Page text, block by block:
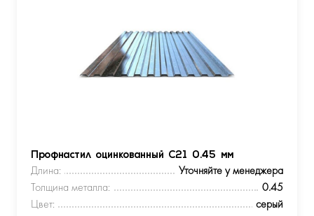
Профнастил оцинкованный С21 0.45 мм
Длина:
Уточняйте у менеджера
Толщина металла:
0.45
Цвет:
серый